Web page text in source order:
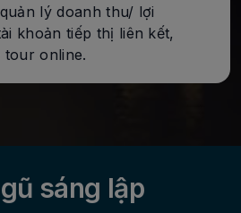
lý doanh thu/ lợi
khoản tiếp thị liên kết,
tour online.
sáng lập